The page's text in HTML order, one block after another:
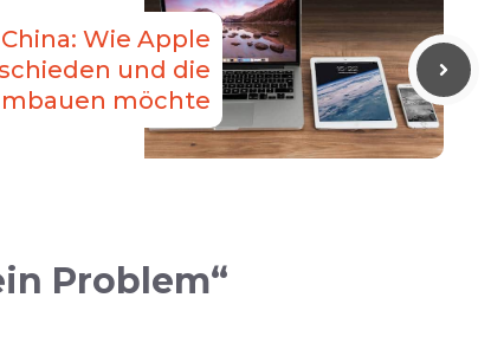
Wie Apple
und die
möchte
Problem“